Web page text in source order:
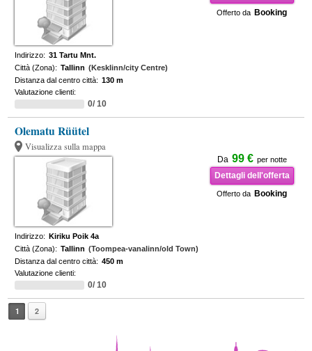
Offerto da Booking
Indirizzo: 31 Tartu Mnt.
Città (Zona): Tallinn (Kesklinn/city Centre)
Distanza dal centro città: 130 m
Valutazione clienti:
0/ 10
Olematu Rüütel
Visualizza sulla mappa
Da 99 € per notte
Dettagli dell'offerta
Offerto da Booking
Indirizzo: Kiriku Poik 4a
Città (Zona): Tallinn (Toompea-vanalinn/old Town)
Distanza dal centro città: 450 m
Valutazione clienti:
0/ 10
1 2